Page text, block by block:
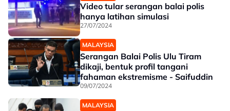
Video tular serangan balai polis
hanya latihan simulasi
27/07/2024
MALAYSIA
Serangan Balai Polis Ulu Tiram
dikaji, bentuk profil tangani
fahaman ekstremisme - Saifuddin
09/07/2024
MALAYSIA